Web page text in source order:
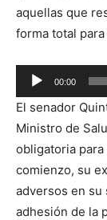
aquellas que
forma total
Reproductor
de
audio
00:00
El senador
Ministro de
obligatoria
comienzo, su
adversos en su
adhesión de la